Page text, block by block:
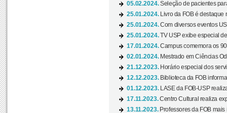
05.02.2024.Seleção de pacientes
25.01.2024.
Livro da FOB é destaque
25.01.2024.Com diversos eventos
25.01.2024.TV USP exibe especial
17.01.2024.Campus comemora os
02.01.2024. Mestrado em Ciências
21.12.2023. Horário especial dos
12.12.2023. Biblioteca da FOB
01.12.2023.
LASE da FOB-USP
17.11.2023.Centro Cultural realiza
13.11.2023. Professores da FOB